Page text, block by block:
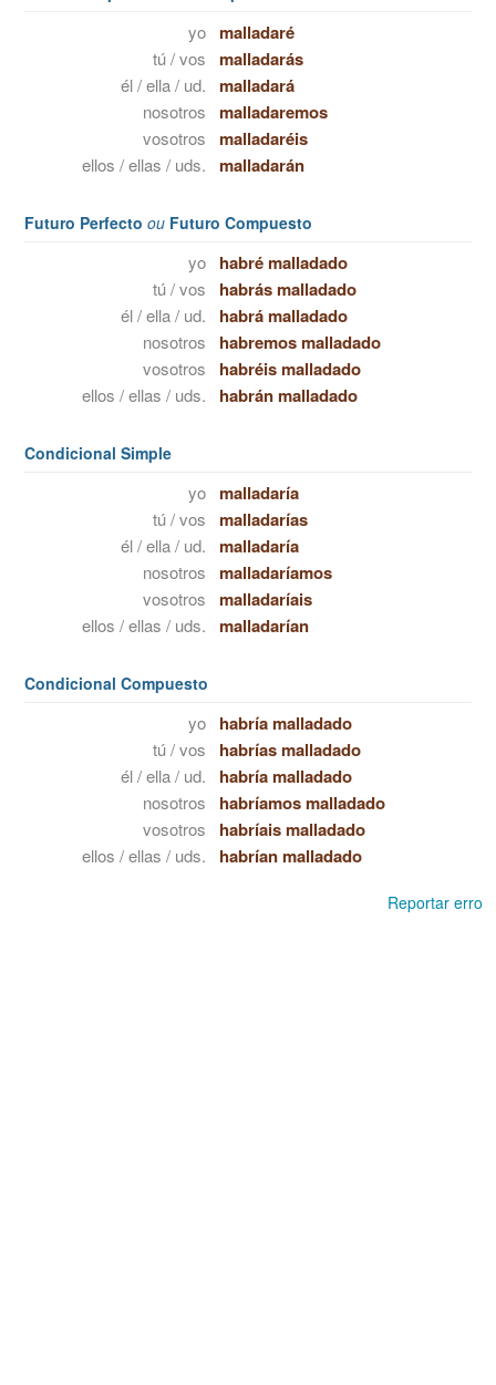
yo malladaré
tú / vos malladarás
él / ella / ud. malladará
nosotros malladaremos
vosotros malladaréis
ellos / ellas / uds. malladarán
Futuro Perfecto ou Futuro Compuesto
yo habré malladado
tú / vos habrás malladado
él / ella / ud. habrá malladado
nosotros habremos malladado
vosotros habréis malladado
ellos / ellas / uds. habrán malladado
Condicional Simple
yo malladaría
tú / vos malladarías
él / ella / ud. malladaría
nosotros malladaríamos
vosotros malladaríais
ellos / ellas / uds. malladarían
Condicional Compuesto
yo habría malladado
tú / vos habrías malladado
él / ella / ud. habría malladado
nosotros habríamos malladado
vosotros habríais malladado
ellos / ellas / uds. habrían malladado
Reportar erro